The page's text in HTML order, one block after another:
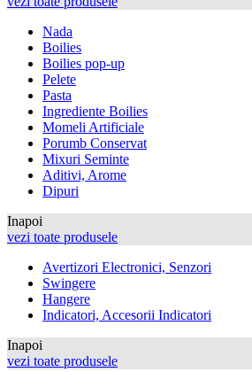
Nada
Boilies
Boilies pop-up
Pelete
Pasta
Ingrediente Boilies
Momeli Artificiale
Porumb Conservat
Mixuri Seminte
Aditivi, Arome
Dipuri
Inapoi
vezi toate produsele
Avertizori Electronici, Senzori
Swingere
Hangere
Indicatori, Accesorii Indicatori
Inapoi
vezi toate produsele